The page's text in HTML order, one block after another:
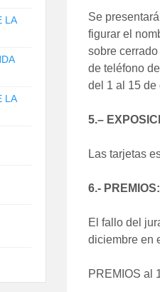
Se
figurar el
sobre
de teléfono
del 1 al 15 de
5.–
Las tarjetas
6.- PREMIOS:
El fallo del
diciembre
PREMIOS al
LA
LA